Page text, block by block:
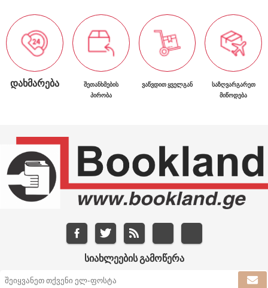
ᲓᲐᲮᲛᲐᲠᲔᲑᲐ
ᲨᲔᲗᲐᲜᲮᲛᲔᲑᲘᲡ
ᲞᲘᲠᲝᲑᲐ
ᲕᲐᲬᲕᲓᲘᲗ ᲧᲕᲔᲚᲒᲐᲜ
ᲡᲐᲖᲦᲕᲐᲠᲒᲐᲠᲔᲗ
ᲛᲘᲬᲝᲓᲔᲑᲐ
ᲡᲘᲐᲮᲚᲔᲔᲑᲘᲡ ᲒᲐᲛᲝᲬᲔᲠᲐ